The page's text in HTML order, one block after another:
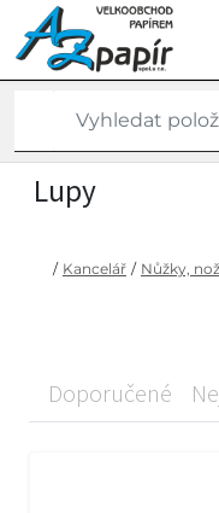
Lupy
/ Kancelář / Nůžky,
Doporučené